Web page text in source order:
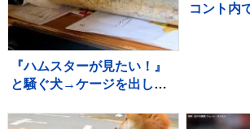
『ハムスターが見たい！』
と騒ぐ犬→ケージを出して
て…人間の子どものような
コント内